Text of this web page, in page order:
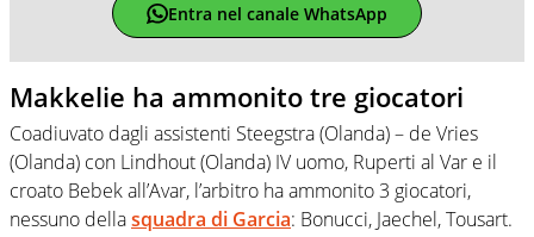
Entra nel canale WhatsApp
Makkelie ha ammonito tre giocatori
Coadiuvato dagli assistenti Steegstra (Olanda) – de Vries
(Olanda) con Lindhout (Olanda) IV uomo, Ruperti al Var e il
croato Bebek all’Avar, l’arbitro ha ammonito 3 giocatori,
nessuno dellasquadra di Garcia: Bonucci, Jaechel, Tousart.